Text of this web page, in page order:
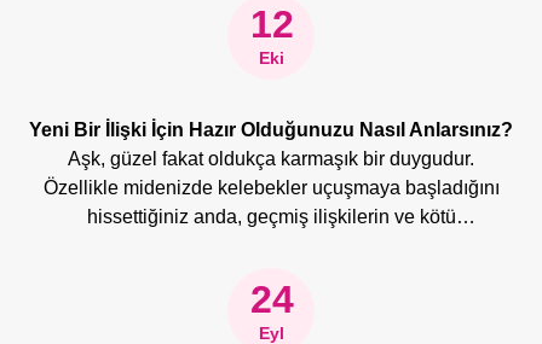
12
Eki
Yeni Bir İlişki İçin Hazır Olduğunuzu Nasıl Anlarsınız?
Aşk, güzel fakat oldukça karmaşık bir duygudur.
Özellikle midenizde kelebekler uçuşmaya başladığını
hissettiğiniz anda, geçmiş ilişkilerin ve kötü
mıyım?”
24
Eyl